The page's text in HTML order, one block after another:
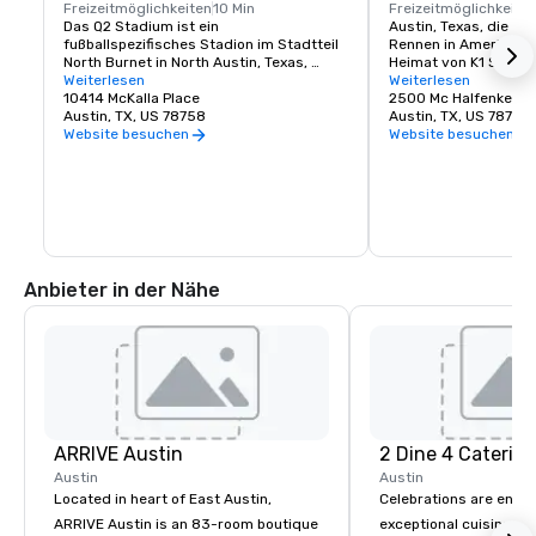
Freizeitmöglichkeiten10 Min
Das Q2 Stadium ist ein
fußballspezifisches Stadion im Stadtteil
North Burnet in North Austin, Texas,
Vereinigte Staaten. Es ist die Heimat des
Austin FC, einer Major League Soccer-
Mannschaft, die 2021 mit dem Spielen
begann.
Weiterlesen
10414 McKalla Place
Austin, TX, US 78758
Website besuchen
Freizeitmöglichkeiten
Austin, Texas, die
Rennen in Amerika,
Heimat von K1
führendem Indoor-
Sie selbst einen
Formel-1-Rennen
erste K1 Speed-
Familie zum
einen Besuch bei K1
unvergesslichen
Kartbahnen
Landes und bieten
wirklich einzigartig
den Menschen
herzzerreißende
bieten, sondern
bieten, die, wenn
so aufregend ist!
Weiterlesen
2500 Mc Halfenkette,
Austin, TX, US 78758
Website besuchen
Anbieter in der Nähe
ARRIVE Austin
Austin
Located in heart of East Austin,
ARRIVE Austin is an 83-room boutique
2 Dine 4 Catering
Austin
Celebrations are
exceptional cuisine is